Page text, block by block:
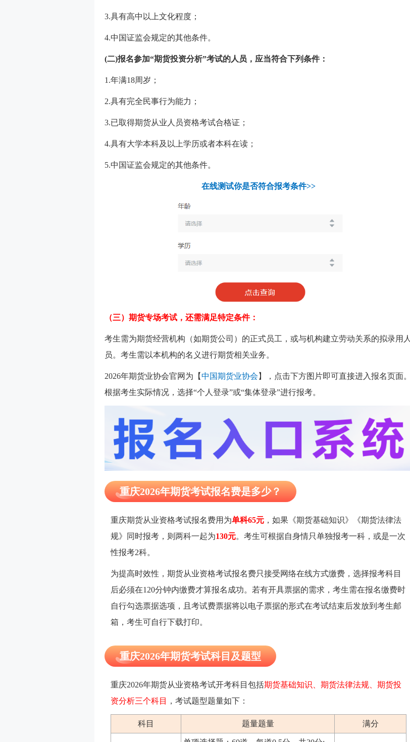
3.具有高中以上文化程度；
4.中国证监会规定的其他条件。
(二)报名参加“期货投资分析”考试的人员，应当符合下列条件：
1.年满18周岁；
2.具有完全民事行为能力；
3.已取得期货从业人员资格考试合格证；
4.具有大学本科及以上学历或者本科在读；
5.中国证监会规定的其他条件。
在线测试你是否符合报考条件>>
（三） 期货专场考试，还需满足特定条件：
考生需为期货经营机构（如期货公司）的正式员工，或与机构建立劳动关系的拟录用人
员。考生需以本机构的名义进行期货相关业务。
2026年期货业协会官网为【中国期货业协会 】，点击下方图片即可直接进入报名页面。
根据考生实际情况，选择“个人登录”或“集体登录”进行报考。
重庆2026年期货考试报名费是多少？
重庆期货从业资格考试报名费用为单科65元 ，如果《期货基础知识》《期货法律法
规》同时报考，则两科一起为130元。考生可根据自身情只单独报考一科，或是一次
性报考2科。
为提高时效性，期货从业资格考试报名费只接受网络在线方式缴费，选择报考科目
后必须在120分钟内缴费才算报名成功。若有开具票据的需求，考生需在报名缴费时
自行勾选票据选项，且考试费票据将以电子票据的形式在考试结束后发放到考生邮
箱，考生可自行下载打印。
重庆2026年期货考试科目及题型
重庆2026年期货从业资格考试开考科目包括期货基础知识、期货法律法规、期货投
资分析三个科目
，考试题型题量如下：
科目 题量题量 满分